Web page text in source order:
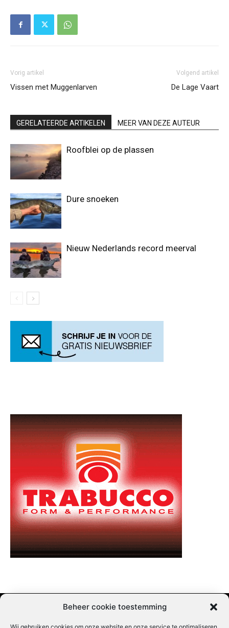
Beheer cookie toestemming
Vorig artikel
Vissen met Muggenlarven
Volgend artikel
De Lage Vaart
GERELATEERDE ARTIKELEN MEER VAN DEZE AUTEUR
Roofblei op de plassen
Dure snoeken
Nieuw Nederlands record meerval